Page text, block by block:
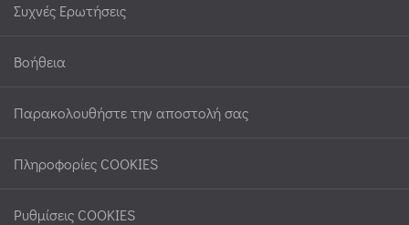
Συχνές Ερωτήσεις
Βοήθεια
Παρακολουθήστε την αποστολή σας
Πληροφορίες COOKIES
Ρυθμίσεις COOKIES